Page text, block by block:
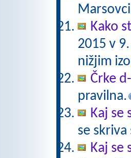
Kako
2015 v
nižjim
Črke
pravilna.
Kaj se
se
Kaj se